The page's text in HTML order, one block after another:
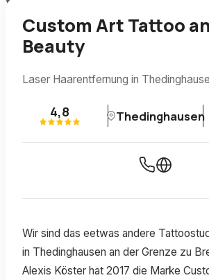
Custom Art Tattoo
Beauty
Laser Haarentfernung in
4,8 Thedinghausen
Wir sind das eetwas andere
in Thedinghausen an der Grenze zu
Alexis Köster hat 2017 die Marke